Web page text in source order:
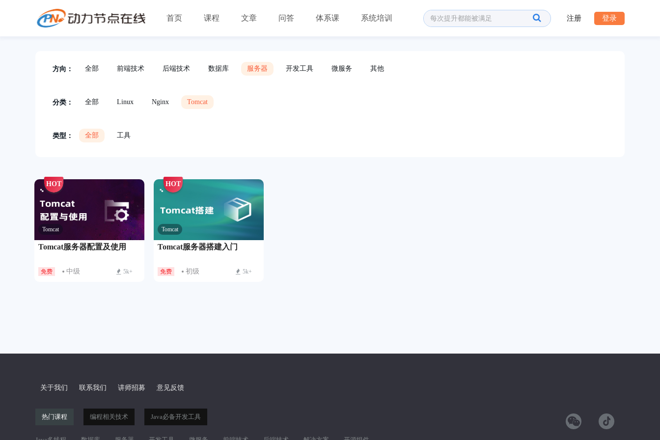
首页 课程 文章 问答 体系课 系统培训 注册 登录
方向： 全部 前端技术 后端技术 数据库 服务器 开发工具 微服务 其他
分类： 全部 Linux Nginx Tomcat
类型： 全部 工具
Tomcat
HOT
Tomcat服务器配置及使用
免费 中级 5k+
Tomcat
HOT
Tomcat服务器搭建入门
免费 初级 5k+
关于我们 联系我们 讲师招募 意见反馈
热门课程 编程相关技术 Java必备开发工具